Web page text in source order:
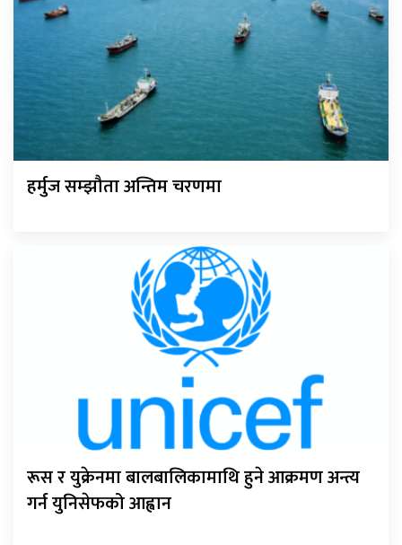
हर्मुज सम्झौता अन्तिम चरणमा
रूस र युक्रेनमा बालबालिकामाथि हुने आक्रमण अन्त्य
गर्न युनिसेफको आह्वान